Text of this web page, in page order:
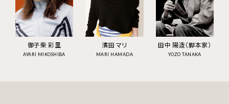
御子柴 彩里
AYARI MIKOSHIBA
濱田 マリ
MARI HAMADA
田中 陽造（脚本家）
YOZO TANAKA